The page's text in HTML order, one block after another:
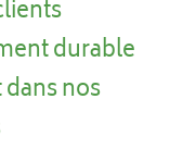
durable
nos